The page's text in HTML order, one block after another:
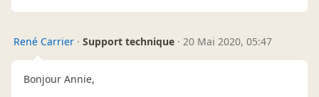
René Carrier · Support technique · 20 Mai 2020, 05:47
Bonjour Annie,